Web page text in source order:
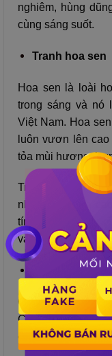
nghiêm, hùng
cùng sáng suốt.
Tranh hoa sen
Hoa sen là loài
trong sáng và nó
Việt Nam. Hoa
luôn vươn lên
tỏa mùi hương
Trong phong
những ý nghĩa
tính tốt đẹp của
và độ lượng,…
Tranh cá chép
Cá chép hoa sen
Cá chép tượng
có.